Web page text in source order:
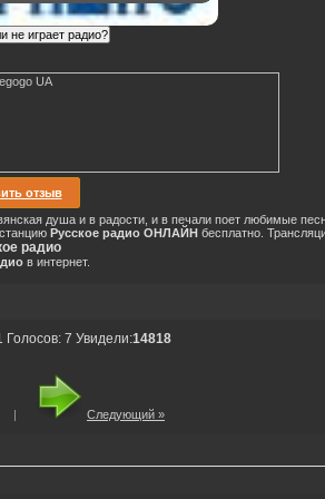
отзыв
душа и в радости, и в печали поет любимые
Русское радио ОНЛАЙН бесплатно.
радио
в интернет.
Голосов: 7 Увидели:14818
| Следующий »